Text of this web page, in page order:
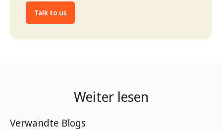
Talk to us
Weiter lesen
Verwandte Blogs